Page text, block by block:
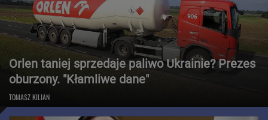
Orlen taniej sprzedaje paliwo Ukrainie? Prezes
oburzony. "Kłamliwe dane"
TOMASZ KILIAN